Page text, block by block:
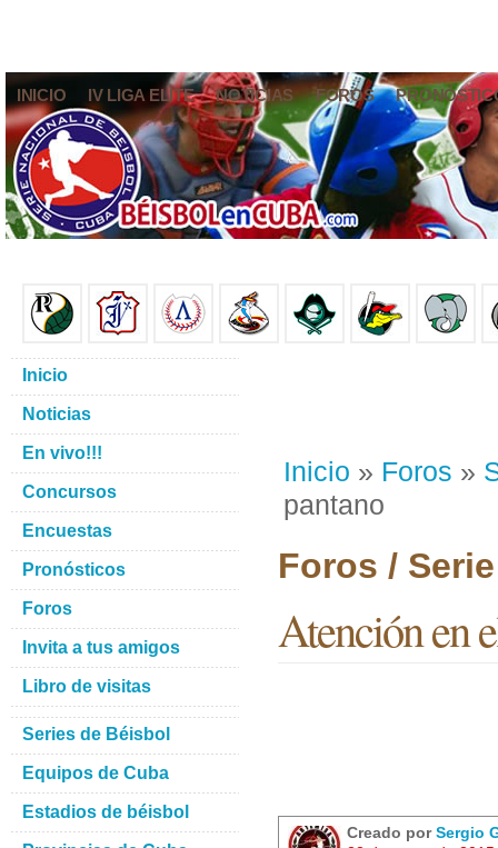
INICIO IV LIGA ELITE NOTICIAS FOROS
Inicio » Foros »
pantano
Foros /
Atención en
Creado porSergio
Inicio
Noticias
En vivo!!!
Concursos
Encuestas
Pronósticos
Foros
Invita a tus amigos
Libro de visitas
Series de Béisbol
Equipos de Cuba
Estadios de béisbol